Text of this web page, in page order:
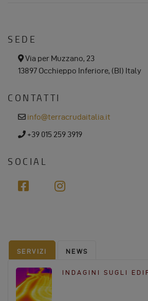
SEDE
a
d
s
Via per Muzzano, 23
13897 Occhieppo Inferiore, (BI) Italy
CONTATTI
e
a
info@terracrudaitalia.it
p
n
e
+39 015 259 3919
SOCIAL
f
o
o
k
i
g
a
SERVIZI NEWS
INDAGINI SUGLI